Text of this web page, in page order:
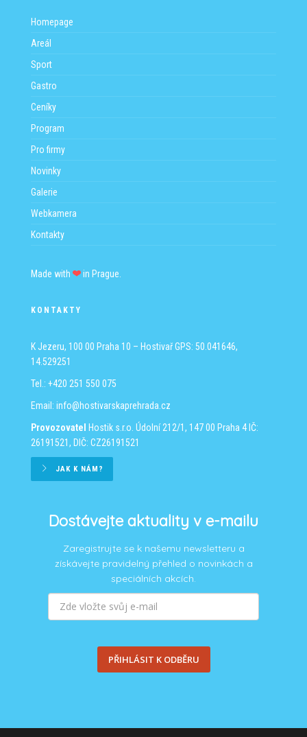
Homepage
Areál
Sport
Gastro
Ceníky
Program
Pro firmy
Novinky
Galerie
Webkamera
Kontakty
Made with in Prague.
KONTAKTY
K Jezeru, 100 00 Praha 10 – HostivařGPS: 50.041646,
14.529251
Tel.: +420 251 550 075
Email: info@hostivarskaprehrada.cz
Provozovatel
Hostik s.r.o. Údolní 212/1, 147 00 Praha 4 IČ:
26191521, DIČ: CZ26191521
JAK K NÁM?
Dostávejte aktuality v e-mailu
Zaregistrujte se k našemu newsletteru a
získávejte pravidelný přehled o novinkách a
speciálních akcích.
PŘIHLÁSIT K ODBĚRU